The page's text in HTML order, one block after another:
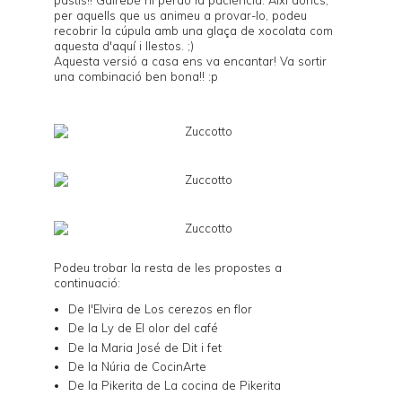
per aquells que us animeu a provar-lo, podeu
recobrir la cúpula amb una glaça de xocolata com
aquesta d'aquíi llestos. ;)
Aquesta versió a casa ens va encantar! Va sortir
una combinació ben bona!! :p
Podeu trobar la resta de les propostes a
continuació:
De l'Elvira de Los cerezos en flor
De la Ly de El olor del café
De la Maria José de Dit i fet
De la Núria de CocinArte
De la Pikerita de La cocina de Pikerita